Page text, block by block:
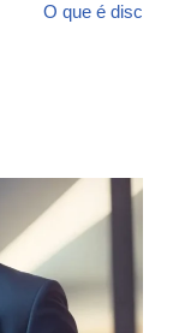
O que é disc